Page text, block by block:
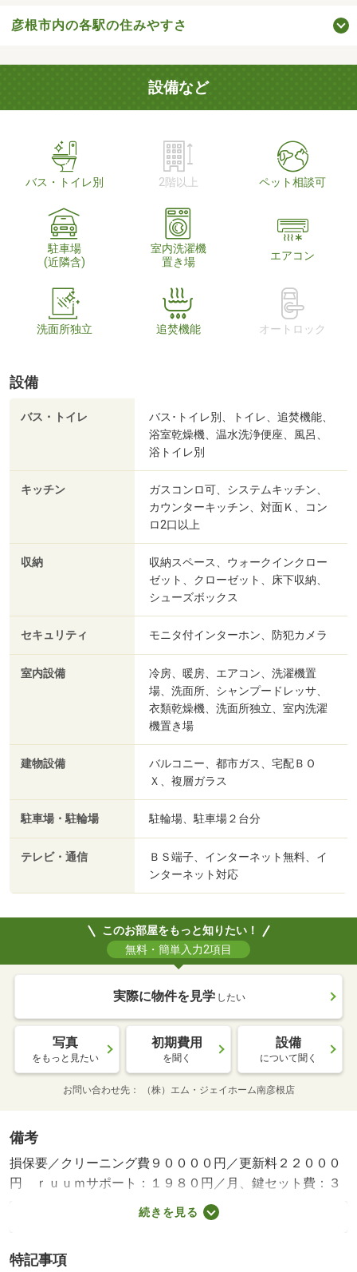
彦根市内の各駅の住みやすさ
設備など
バス・トイレ別 2階以上 ペット相談可
駐車場
(近隣含)
室内洗濯機
置き場
エアコン
洗面所独立 追焚機能 オートロック
設備
バス・トイレ
バス･トイレ別、トイレ、追焚機能、
浴室乾燥機、温水洗浄便座、風呂、
浴トイレ別
キッチン
ガスコンロ可、システムキッチン、
カウンターキッチン、対面Ｋ、コン
ロ2口以上
収納
収納スペース、ウォークインクロー
ゼット、クローゼット、床下収納、
シューズボックス
セキュリティ モニタ付インターホン、防犯カメラ
室内設備
冷房、暖房、エアコン、洗濯機置
場、洗面所、シャンプードレッサ、
衣類乾燥機、洗面所独立、室内洗濯
機置き場
建物設備
バルコニー、都市ガス、宅配ＢＯ
Ｘ、複層ガラス
駐車場・駐輪場 駐輪場、駐車場２台分
テレビ・通信
ＢＳ端子、インターネット無料、イ
ンターネット対応
このお部屋をもっと知りたい！
無料・簡単入力2項目
実際に物件を見学 したい
写真
をもっと見たい
初期費用
を聞く
設備
について聞く
お問い合わせ先 （株）エム・ジェイホーム南彦根店
備考
損保要／クリーニング費９００００円／更新料２２０００
円 ｒｕｕｍサポート：１９８０円／月、鍵セット費：３
３００円／初回 契約満了日翌日以降の家賃は月額８．３
万円／保証会社利用必：ハウスリーブ利用必須 初回保証
／ペット相談／駐２台可／バストイレ別／バルコニー／エ
続きを見る
特記事項